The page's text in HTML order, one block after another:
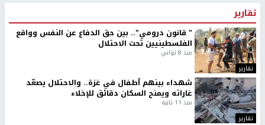
تقارير
تقارير
" قانون درومي".. بين حق الدفاع عن النفس وواقع
الفلسطينيين تحت الاحتلال
منذ 8 ثواني
تقارير
شهداء بينهم أطفال في غزة.. والاحتلال يصعّد
غاراته ويمنح السكان دقائق للإخلاء
منذ 11 ثانية